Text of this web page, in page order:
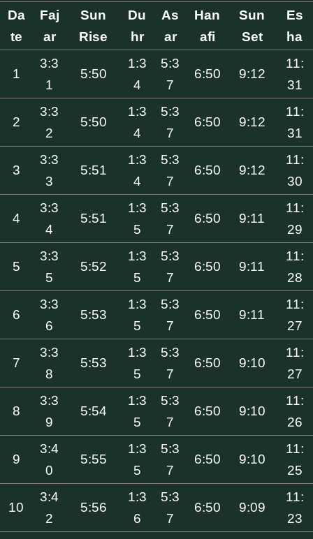
Da
te
Faj
ar
Sun
Rise
Du
hr
As
ar
Han
afi
Sun
Set
Es
ha
1
3:3
1
5:50
1:3
4
5:3
7
6:50 9:12
11:
31
2
3:3
2
5:50
1:3
4
5:3
7
6:50 9:12
11:
31
3
3:3
3
5:51
1:3
4
5:3
7
6:50 9:12
11:
30
4
3:3
4
5:51
1:3
5
5:3
7
6:50 9:11
11:
29
5
3:3
5
5:52
1:3
5
5:3
7
6:50 9:11
11:
28
6
3:3
6
5:53
1:3
5
5:3
7
6:50 9:11
11:
27
7
3:3
8
5:53
1:3
5
5:3
7
6:50 9:10
11:
27
8
3:3
9
5:54
1:3
5
5:3
7
6:50 9:10
11:
26
9
3:4
0
5:55
1:3
5
5:3
7
6:50 9:10
11:
25
10
3:4
2
5:56
1:3
6
5:3
7
6:50 9:09
11:
23